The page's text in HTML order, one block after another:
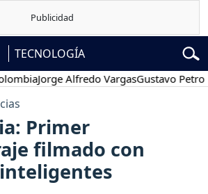
TECNOLOGÍA
Jorge Alfredo VargasGustavo Petro
Primer
filmado con